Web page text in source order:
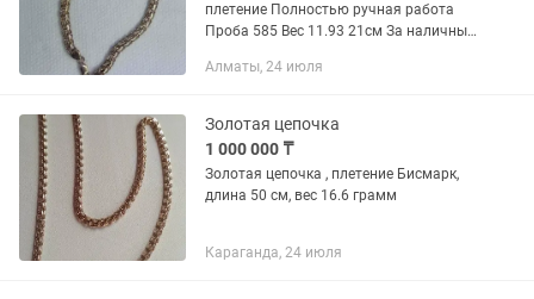
плетение Полностью ручная работа
Проба 585 Вес 11.93 21см За наличный
720 000
Алматы, 24 июля
Золотая цепочка
1 000 000 ₸
Золотая цепочка , плетение Бисмарк,
длина 50 см, вес 16.6 грамм
Караганда, 24 июля